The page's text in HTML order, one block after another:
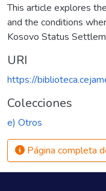
This article explores
and the conditions
Kosovo Status
URI
https://
Colecciones
e) Otros
Página completa